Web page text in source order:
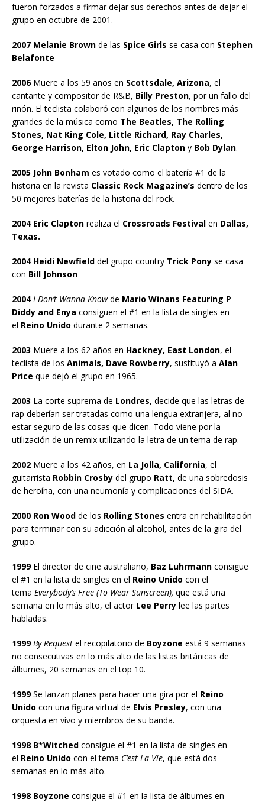
fueron forzados a firmar dejar sus derechos antes de dejar el
grupo en octubre de 2001.
2007 Melanie Brown de las Spice Girls se casa con Stephen
Belafonte
2006Muere a los 59 años en Scottsdale, Arizona, el
cantante y compositor de R&B, Billy Preston, por un fallo del
riñón. El teclista colaboró con algunos de los nombres más
grandes de la música como The Beatles, The Rolling
Stones, Nat King Cole, Little Richard, Ray Charles,
George Harrison, Elton John, Eric Clapton y Bob Dylan.
2005 John Bonham es votado como el batería #1 de la
historia en la revista Classic Rock Magazine’s dentro de los
50 mejores baterías de la historia del rock.
2004 Eric Clapton realiza el Crossroads Festival en Dallas,
Texas.
2004 Heidi Newfield del grupo country Trick Pony se casa
con Bill Johnson
2004 I Don’t Wanna Knowde Mario Winans Featuring P
Diddy and Enya consiguen el #1 en la lista de singles en
el Reino Unido durante 2 semanas.
2003 Muere a los 62 años en Hackney, East London, el
teclista de los Animals, Dave Rowberry, sustituyó a Alan
Price que dejó el grupo en 1965.
2003 La corte suprema de Londres, decide que las letras de
rap deberían ser tratadas como una lengua extranjera, al no
estar seguro de las cosas que dicen. Todo viene por la
utilización de un remix utilizando la letra de un tema de rap.
2002 Muere a los 42 años, en La Jolla, California, el
guitarrista Robbin Crosby del grupo Ratt, de una sobredosis
de heroína, con una neumonía y complicaciones del SIDA.
2000 Ron Wood de los Rolling Stones entra en rehabilitación
para terminar con su adicción al alcohol, antes de la gira del
grupo.
1999El director de cine australiano, Baz Luhrmann consigue
el #1 en la lista de singles en el Reino Unido con el
tema Everybody’s Free (To Wear Sunscreen), que está una
semana en lo más alto, el actorLee Perry lee las partes
habladas.
1999 By Request el recopilatorio de Boyzone está 9 semanas
no consecutivas en lo más alto de las listas británicas de
álbumes, 20 semanas en el top 10.
1999Se lanzan planes para hacer una gira por el Reino
Unido con una figura virtual de Elvis Presley, con una
orquesta en vivo y miembros de su banda.
1998 B*Witched consigue el #1 en la lista de singles en
el Reino Unido con el tema C’est La Vie, que está dos
semanas en lo más alto.
1998 Boyzone consigue el #1 en la lista de álbumes en